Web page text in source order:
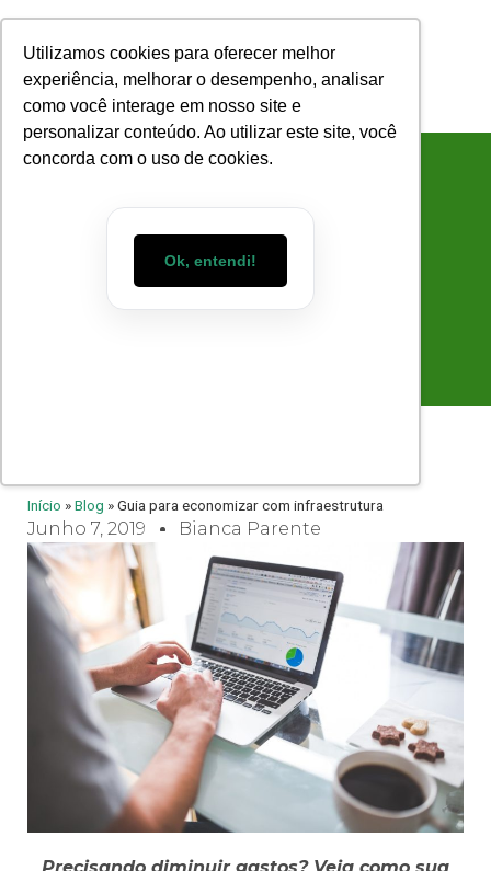
Utilizamos cookies para oferecer melhor
experiência, melhorar o desempenho, analisar
como você interage em nosso site e
personalizar conteúdo. Ao utilizar este site, você
concorda com o uso de cookies.
Ok, entendi!
Guia Para Economizar
Com Infraestrutura
Início »Blog »Guia para economizar com infraestrutura
Junho 7, 2019 Bianca Parente